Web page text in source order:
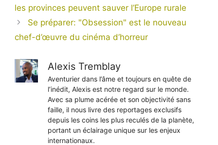
les provinces peuvent sauver l’Europe rurale
Se préparer: "Obsession" est le nouveau
chef-d’œuvre du cinéma d’horreur
Alexis Tremblay
Aventurier dans l’âme et toujours en quête de
l’inédit, Alexis est notre regard sur le monde.
Avec sa plume acérée et son objectivité sans
faille, il nous livre des reportages exclusifs
depuis les coins les plus reculés de la planète,
portant un éclairage unique sur les enjeux
internationaux.